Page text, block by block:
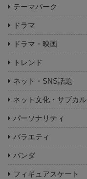
テーマパーク
ドラマ
ドラマ・映画
トレンド
ネット・SNS話題
ネット文化・サブカル
パーソナリティ
バラエティ
パンダ
フィギュアスケート